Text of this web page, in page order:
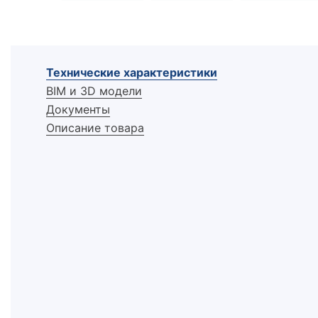
Технические характеристики
BIM и 3D модели
Документы
Описание товара